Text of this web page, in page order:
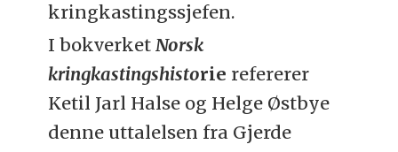
kringkastingssjefen.
I bokverket Norsk
kringkastingshistorie refererer
Ketil Jarl Halse og Helge Østbye
denne uttalelsen fra Gjerde